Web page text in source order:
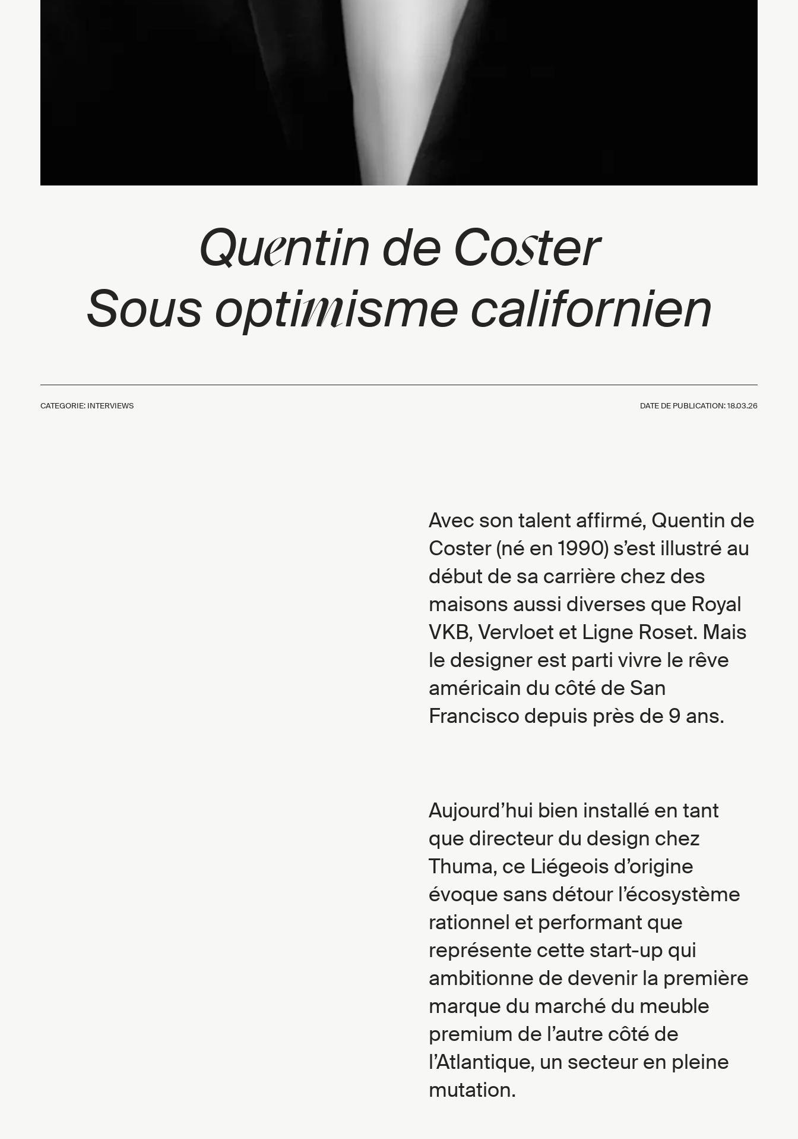
Quentin de Coster
Sous optimisme californien
CATEGORIE: INTERVIEWS DATE DE PUBLICATION:18.03.26
Avec son talent affirmé, Quentin de
Coster (né en 1990) s’est illustré au
début de sa carrière chez des
maisons aussi diverses que Royal
VKB, Vervloet et Ligne Roset. Mais
le designer est parti vivre le rêve
américain du côté de San
Francisco depuis près de 9 ans.
Aujourd’hui bien installé en tant
que directeur du design chez
Thuma, ce Liégeois d’origine
évoque sans détour l’écosystème
rationnel et performant que
représente cette start-up qui
ambitionne de devenir la première
marque du marché du meuble
premium de l’autre côté de
l’Atlantique, un secteur en pleine
mutation.